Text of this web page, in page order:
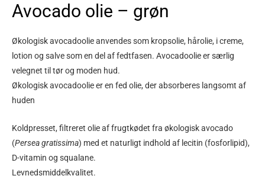
Avocado olie – grøn
Økologisk avocadoolie anvendes som kropsolie, hårolie, i creme,
lotion og salve som en del af fedtfasen. Avocadoolie er særlig
velegnet til tør og moden hud.
Økologisk avocadoolie er en fed olie, der absorberes langsomt af
huden
Koldpresset, filtreret olie af frugtkødet fra økologisk avocado
(Persea gratissima) med et naturligt indhold af lecitin (fosforlipid),
D-vitamin og squalane.
Levnedsmiddelkvalitet.